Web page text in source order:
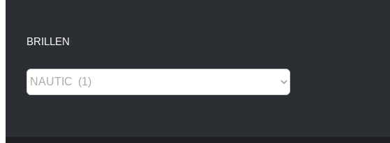
BRILLEN